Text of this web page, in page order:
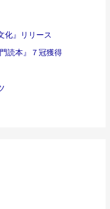
化』リリース
読本』７冠獲得